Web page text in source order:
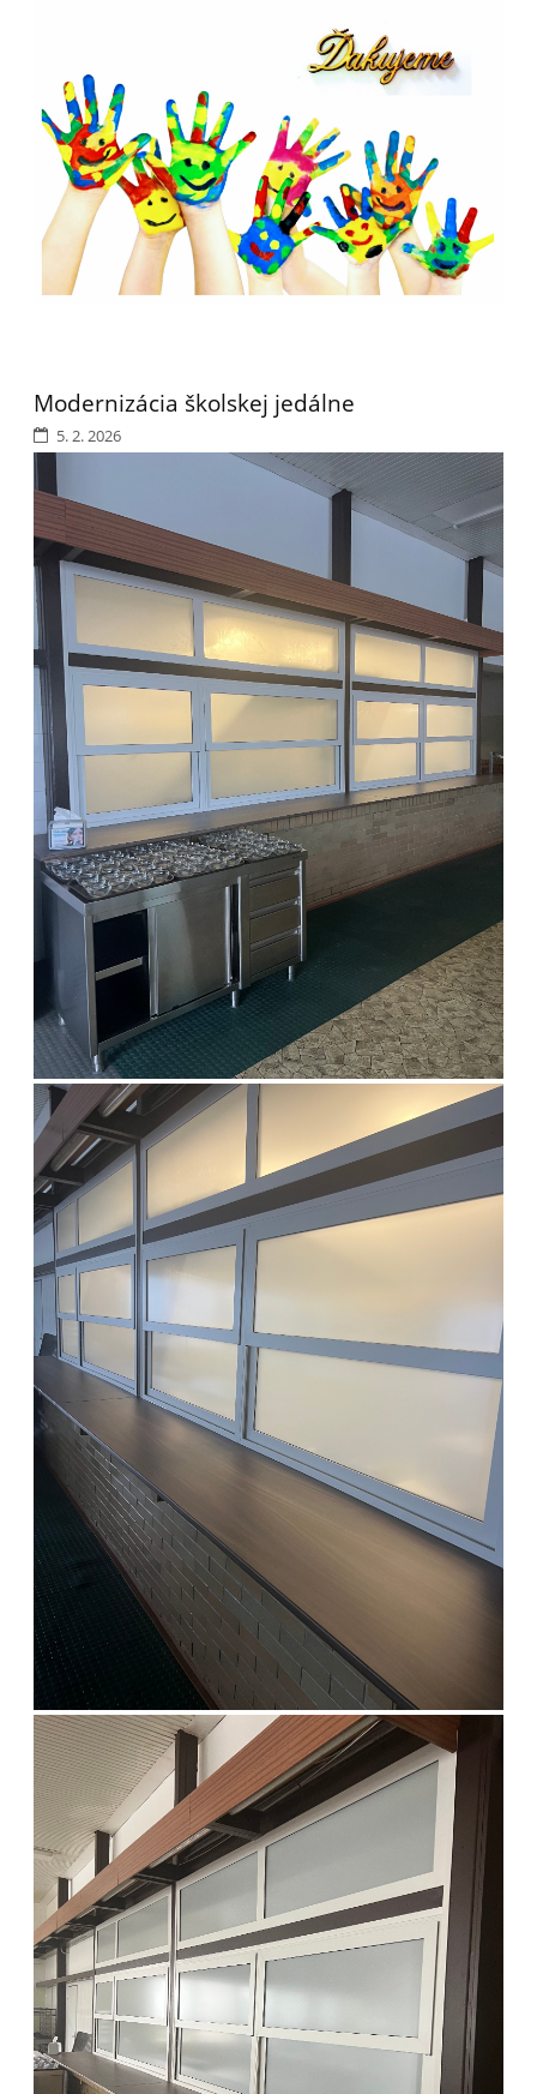
Modernizácia školskej jedálne
5. 2. 2026